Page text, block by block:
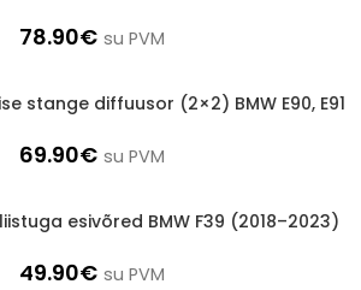
78.90€ su PVM
stange diffuusor (2×2) BMW E90, E91
69.90€ su PVM
esivõred BMW F39 (2018–2023)
49.90€ su PVM